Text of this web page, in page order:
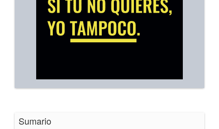
Sumario